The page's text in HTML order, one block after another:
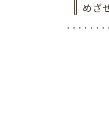
めざ